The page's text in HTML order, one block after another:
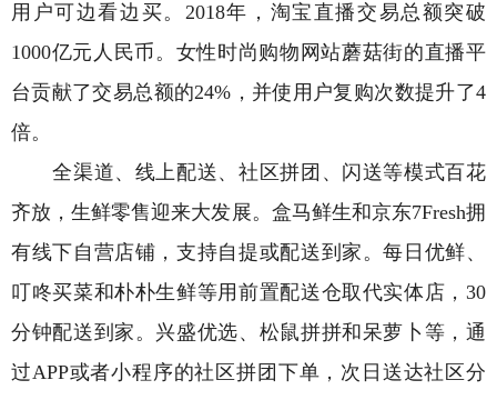
用户可边看边买。2018年，淘宝直播交易总额突破
1000亿元人民币。女性时尚购物网站蘑菇街的直播平
台贡献了交易总额的24%，并使用户复购次数提升了4
倍。
全渠道、线上配送、社区拼团、闪送等模式百花
齐放，生鲜零售迎来大发展。盒马鲜生和京东7Fresh拥
有线下自营店铺，支持自提或配送到家。每日优鲜、
叮咚买菜和朴朴生鲜等用前置配送仓取代实体店，30
分钟配送到家。兴盛优选、松鼠拼拼和呆萝卜等，通
过APP或者小程序的社区拼团下单，次日送达社区分